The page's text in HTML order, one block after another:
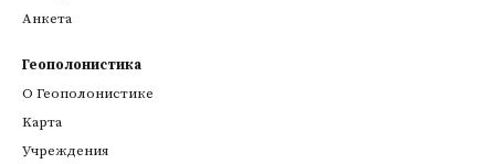
Анкета
Геополонистика
О Геополонистике
Kарта
Учреждения